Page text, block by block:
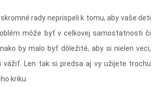
rady neprispeli k tomu, aby vaše deti
môže byť v celkovej samostatnosti či
by malo byť dôležité, aby si nielen veci,
vážiť. Len tak si predsa aj vy užijete trochu
kriku.